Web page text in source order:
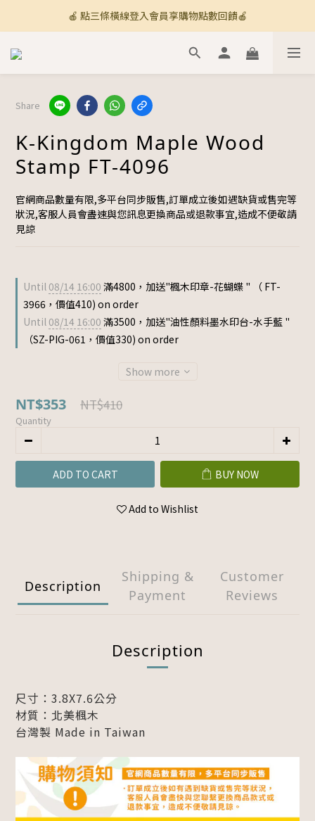
🚚 全館滿800免運 🚚
🍎 點三條橫線登入會員享購物點數回饋🍎
新加入會員💡獲得購物金100
Share
K-Kingdom Maple Wood
Stamp FT-4096
官網商品數量有限,多平台同步販售,訂單成立後如遇缺貨或售完等
狀況,客服人員會盡速與您訊息更換商品或退款事宜,造成不便敬請
見諒
Until 08/14 16:00 滿4800，加送"楓木印章-花蝴蝶 " （ FT-
3966，價值410) on order
Until 08/14 16:00 滿3500，加送"油性顏料墨水印台-水手藍 "
（SZ-PIG-061，價值330) on order
Show more
NT$353 NT$410
Quantity
ADD TO CART BUY NOW
Add to Wishlist
Description
Shipping &
Payment
Customer
Reviews
Description
尺寸：3.8X7.6公分
材質：北美楓木
台灣製 Made in Taiwan